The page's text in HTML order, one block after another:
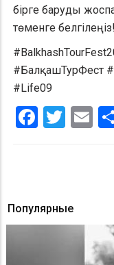
бірге баруды
төменге белгілеңіз!
#БалқашТурФест
#Life09
Популярные